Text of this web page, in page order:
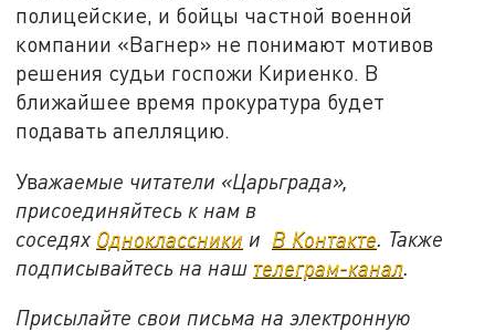
полицейские, и бойцы частной военной
компании «Вагнер» не понимают мотивов
решения судьи госпожи Кириенко. В
ближайшее время прокуратура будет
подавать апелляцию.
Уважаемые читатели «Царьграда»,
присоединяйтесь к нам в
соседях Одноклассники и В Контакте . Также
подписывайтесь на наш телеграм-канал
Присылайте свои письма на электронную